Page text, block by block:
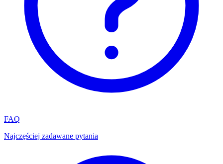
FAQ
Najczęściej zadawane pytania